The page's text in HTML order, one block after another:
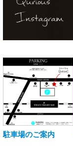
駐車場のご案内